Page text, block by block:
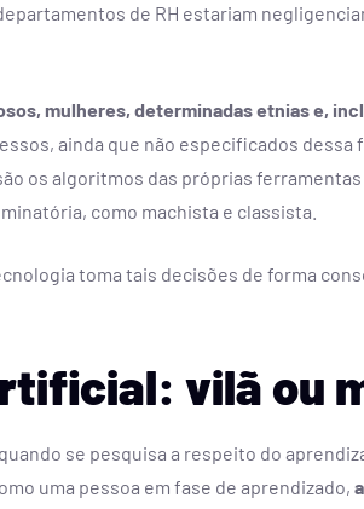
de RH estariam
mulheres, determinadas etnias e,
ainda que não especificados dessa
os algoritmos das próprias
como machista e classista.
toma tais decisões de forma
vilã ou
se pesquisa a respeito do
uma pessoa em fase de aprendizado,